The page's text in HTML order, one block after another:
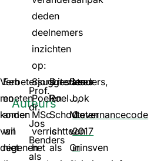
deden
deelnemers
inzichten
op:
Verbetersuggesties
moeten
komen
van
degenen
Een
en
ander
wil
niet
Auteurs
Prof.
dr.
Jos
Benders
als
Sjors
Poelen
MSc
verrichtte
het
Dr.
Roel
Schouteten
is
als
Literatuur
Benders,
J.,
M.
van
Grinsven
Lees
ook
Governancecode
2017
in